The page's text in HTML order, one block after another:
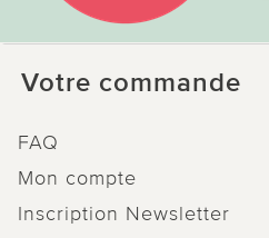
Votre commande
FAQ
Mon compte
Inscription Newsletter